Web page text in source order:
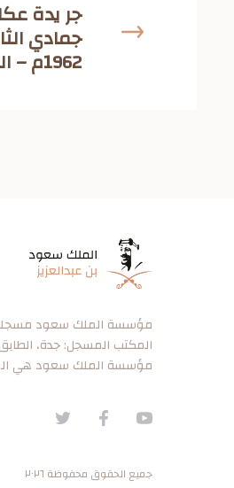
1962م – العدد 128.
مؤسسة الملك سعود مسجلة في
المكتب المسجل: جدة،
مؤسسة الملك سعود هي
جميع الحقوق محفوظة ٢٠٢٦